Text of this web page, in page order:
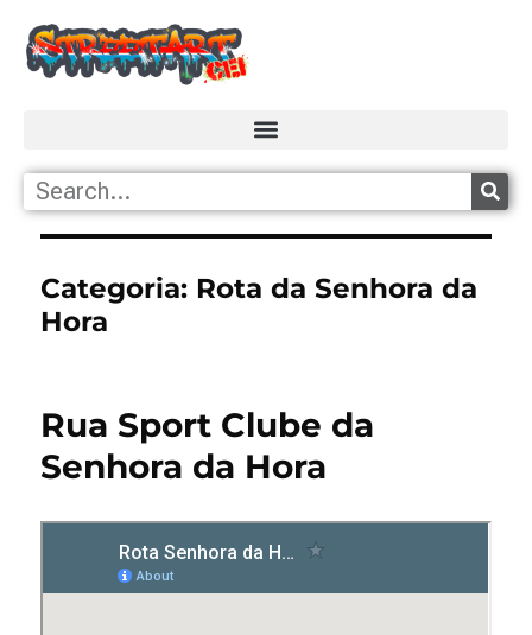
Categoria: Rota da Senhora da
Hora
Rua Sport Clube da
Senhora da Hora